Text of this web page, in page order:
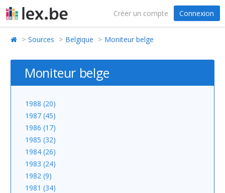
Créer un compte Connexion
Sources Belgique Moniteur belge
Moniteur belge
1988 (20)
1987 (45)
1986 (17)
1985 (32)
1984 (26)
1983 (24)
1982 (9)
1981 (34)